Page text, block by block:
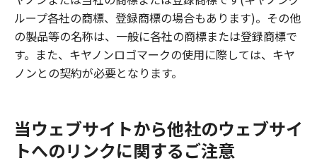
ループ各社の商標、登録商標の場合もあります)。その他
の製品等の名称は、一般に各社の商標または登録商標で
す。また、キヤノンロゴマークの使用に際しては、キヤ
ノンとの契約が必要となります。
当ウェブサイトから他社のウェブサイ
トへのリンクに関するご注意